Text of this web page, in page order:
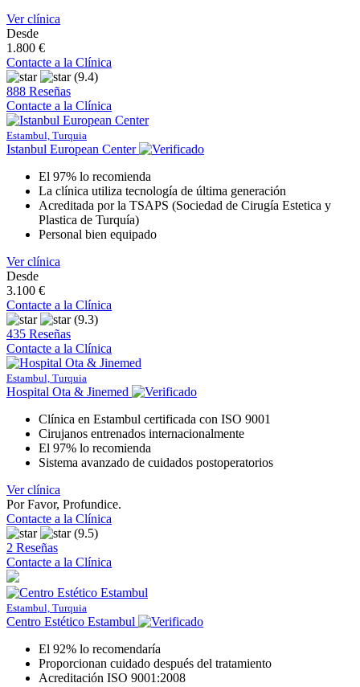
Ver clínica
Desde
1.800 €
Contacte a la Clínica
(9.4)
888 Reseñas
Contacte a la Clínica
Estambul, Turquia
Istanbul European Center
El 97% lo recomienda
La clínica utiliza tecnología de última generación
Acreditada por la TSAPS (Sociedad de Cirugía Estetica y
Plastica de Turquía)
Personal bien equipado
Ver clínica
Desde
3.100 €
Contacte a la Clínica
(9.3)
435 Reseñas
Contacte a la Clínica
Estambul, Turquia
Hospital Ota & Jinemed
Clínica en Estambul certificada con ISO 9001
Cirujanos entrenados internacionalmente
El 97% lo recomienda
Sistema avanzado de cuidados postoperatorios
Ver clínica
Por Favor, Profundice.
Contacte a la Clínica
(9.5)
2 Reseñas
Contacte a la Clínica
Estambul, Turquia
Centro Estético Estambul
El 92% lo recomendaría
Proporcionan cuidado después del tratamiento
Acreditación ISO 9001:2008